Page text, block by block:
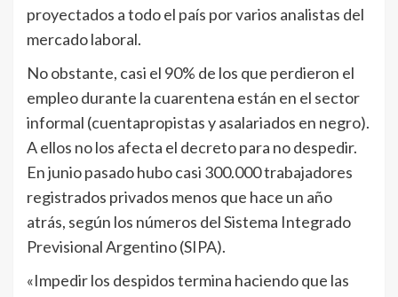
proyectados a todo el país por varios analistas del
mercado laboral.
No obstante, casi el 90% de los que perdieron el
empleo durante la cuarentena están en el sector
informal (cuentapropistas y asalariados en negro).
A ellos no los afecta el decreto para no despedir.
En junio pasado hubo casi 300.000 trabajadores
registrados privados menos que hace un año
atrás, según los números del Sistema Integrado
Previsional Argentino (SIPA).
«Impedir los despidos termina haciendo que las